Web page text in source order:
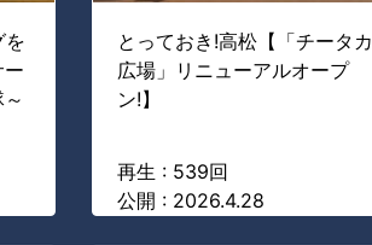
を
とっておき!高松【「チータカ
広場」リニューアルオープ
ン!】
再生 : 539回
公開 : 2026.4.28